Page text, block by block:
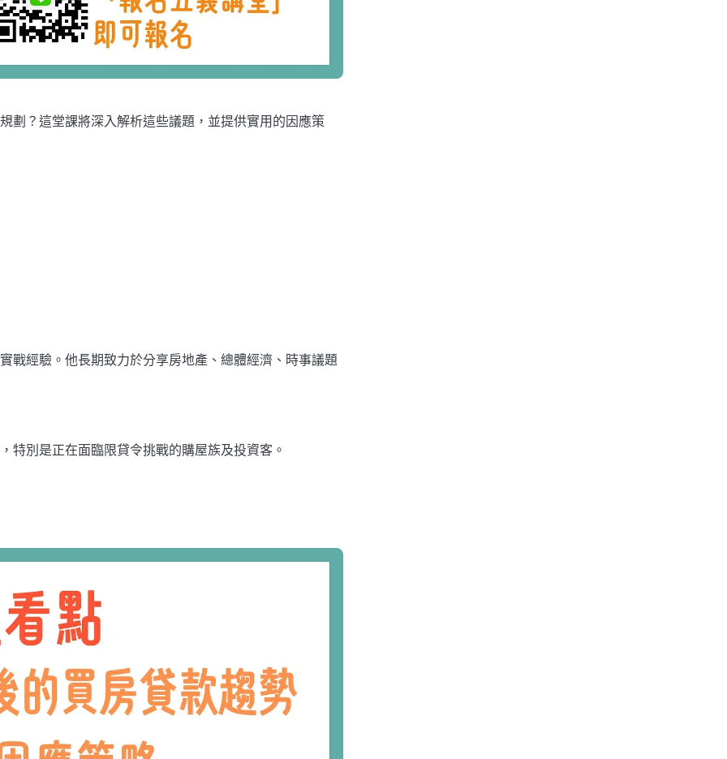
劃？這堂課將深入解析這些議題，並提供實用的因應策
戰經驗。他長期致力於分享房地產、總體經濟、時事議題
特別是正在面臨限貸令挑戰的購屋族及投資客。